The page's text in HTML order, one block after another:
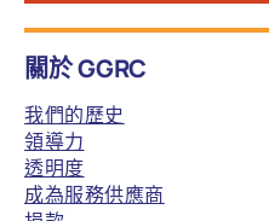
關於 GGRC
我們的歷史
領導力
透明度
成為服務供應商